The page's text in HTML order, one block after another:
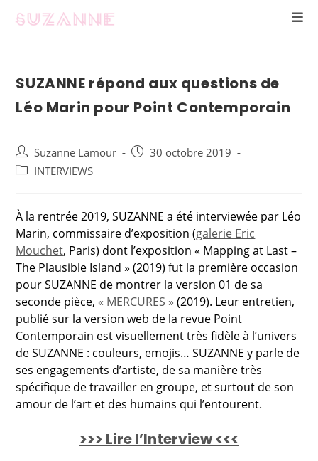
SUZANNE répond aux questions de
Léo Marin pour Point Contemporain
Suzanne Lamour
30 octobre 2019
INTERVIEWS
À la rentrée 2019, SUZANNE a été interviewée par Léo
Marin, commissaire d’exposition (galerie Eric
Mouchet, Paris) dont l’exposition « Mapping at Last –
The Plausible Island » (2019) fut la première occasion
pour SUZANNE de montrer la version 01 de sa
seconde pièce, « MERCURES » (2019). Leur entretien,
publié sur la version web de la revue Point
Contemporain est visuellement très fidèle à l’univers
de SUZANNE : couleurs, emojis… SUZANNE y parle de
ses engagements d’artiste, de sa manière très
spécifique de travailler en groupe, et surtout de son
amour de l’art et des humains qui l’entourent.
>>> Lire l’Interview <<<